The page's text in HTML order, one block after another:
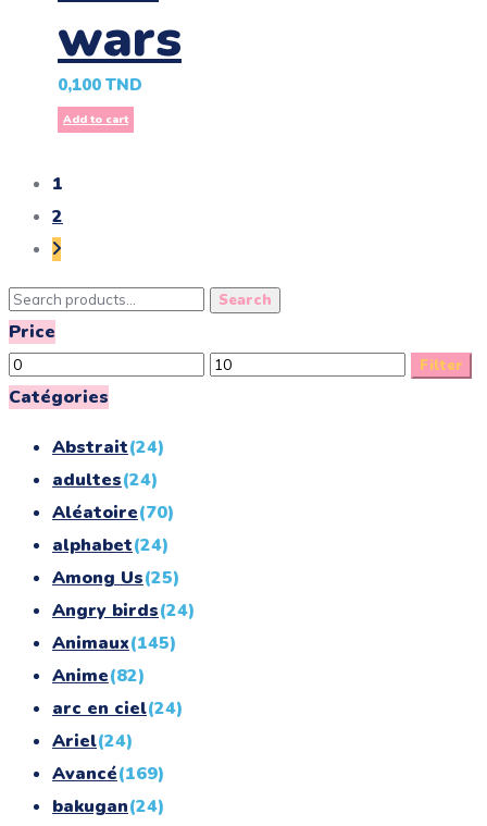
wars
0,100 TND
Add to cart
1
2
Search
for:
Search
Price
Min
price
Max
Filter
Catégories
Abstrait(24)
adultes(24)
Aléatoire(70)
alphabet(24)
Among Us(25)
Angry birds(24)
Animaux(145)
Anime(82)
arc en ciel(24)
Ariel(24)
Avancé(169)
bakugan(24)